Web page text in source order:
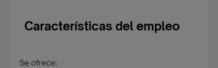
Características del empleo
Se ofrece: